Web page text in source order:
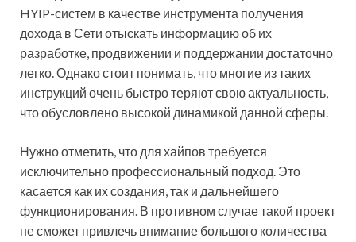
HYIP-систем в качестве инструмента получения
дохода в Сети отыскать информацию об их
разработке, продвижении и поддержании достаточно
легко. Однако стоит понимать, что многие из таких
инструкций очень быстро теряют свою актуальность,
что обусловлено высокой динамикой данной сферы.
Нужно отметить, что для хайпов требуется
исключительно профессиональный подход. Это
касается как их создания, так и дальнейшего
функционирования. В противном случае такой проект
не сможет привлечь внимание большого количества